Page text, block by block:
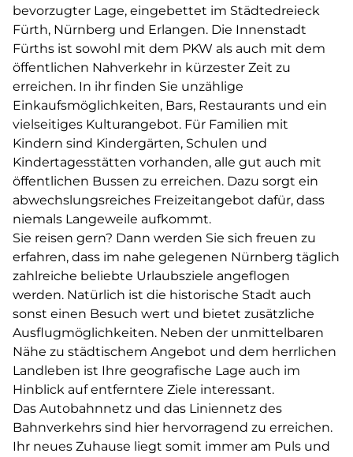
bevorzugter Lage, eingebettet im Städtedreieck
Fürth, Nürnberg und Erlangen. Die Innenstadt
Fürths ist sowohl mit dem PKW als auch mit dem
öffentlichen Nahverkehr in kürzester Zeit zu
erreichen. In ihr finden Sie unzählige
Einkaufsmöglichkeiten, Bars, Restaurants und ein
vielseitiges Kulturangebot. Für Familien mit
Kindern sind Kindergärten, Schulen und
Kindertagesstätten vorhanden, alle gut auch mit
öffentlichen Bussen zu erreichen. Dazu sorgt ein
abwechslungsreiches Freizeitangebot dafür, dass
niemals Langeweile aufkommt.
Sie reisen gern? Dann werden Sie sich freuen zu
erfahren, dass im nahe gelegenen Nürnberg täglich
zahlreiche beliebte Urlaubsziele angeflogen
werden. Natürlich ist die historische Stadt auch
sonst einen Besuch wert und bietet zusätzliche
Ausflugmöglichkeiten. Neben der unmittelbaren
Nähe zu städtischem Angebot und dem herrlichen
Landleben ist Ihre geografische Lage auch im
Hinblick auf entferntere Ziele interessant.
Das Autobahnnetz und das Liniennetz des
Bahnverkehrs sind hier hervorragend zu erreichen.
Ihr neues Zuhause liegt somit immer am Puls und